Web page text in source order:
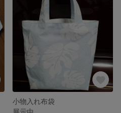
小物入れ布袋